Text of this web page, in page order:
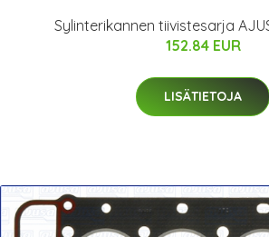
Sylinterikannen tiivistesarja
152.84 EUR
LISÄTIETOJA